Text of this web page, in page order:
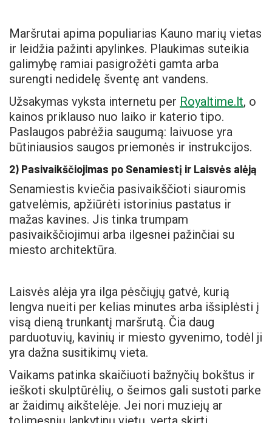
Maršrutai apima populiarias Kauno marių vietas
ir leidžia pažinti apylinkes. Plaukimas suteikia
galimybę ramiai pasigrožėti gamta arba
surengti nedidelę šventę ant vandens.
Užsakymas vyksta internetu per Royaltime.lt, o
kainos priklauso nuo laiko ir katerio tipo.
Paslaugos pabrėžia saugumą: laivuose yra
būtiniausios saugos priemonės ir instrukcijos.
2) Pasivaikščiojimas po Senamiestį ir Laisvės alėją
Senamiestis kviečia pasivaikščioti siauromis
gatvelėmis, apžiūrėti istorinius pastatus ir
mažas kavines. Jis tinka trumpam
pasivaikščiojimui arba ilgesnei pažinčiai su
miesto architektūra.
Laisvės alėja yra ilga pėsčiųjų gatvė, kurią
lengva nueiti per kelias minutes arba išsiplėsti į
visą dieną trunkantį maršrutą. Čia daug
parduotuvių, kavinių ir miesto gyvenimo, todėl ji
yra dažna susitikimų vieta.
Vaikams patinka skaičiuoti bažnyčių bokštus ir
ieškoti skulptūrėlių, o šeimos gali sustoti parke
ar žaidimų aikštelėje. Jei nori muziejų ar